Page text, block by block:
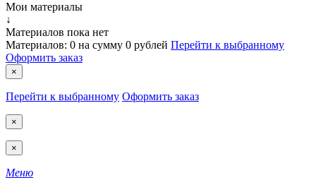
Мои материалы
↓
Материалов пока нет
Материалов: 0 на сумму 0 рублей Перейти к выбранному
Оформить заказ
×
Перейти к выбранному Оформить заказ
×
×
Меню